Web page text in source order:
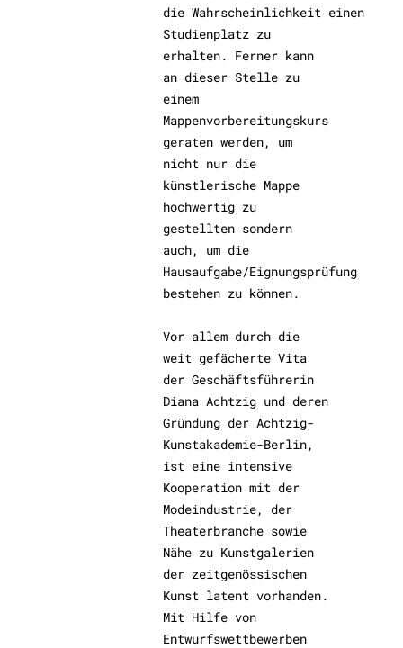
die Wahrscheinlichkeit einen
Studienplatz zu
erhalten. Ferner kann
an dieser Stelle zu
einem
Mappenvorbereitungskurs
geraten werden, um
nicht nur die
künstlerische Mappe
hochwertig zu
gestellten sondern
auch, um die
Hausaufgabe/Eignungsprüfung
bestehen zu können.
Vor allem durch die
weit gefächerte Vita
der Geschäftsführerin
Diana Achtzig und deren
Gründung der Achtzig-
Kunstakademie-Berlin,
ist eine intensive
Kooperation mit der
Modeindustrie, der
Theaterbranche sowie
Nähe zu Kunstgalerien
der zeitgenössischen
Kunst latent vorhanden.
Mit Hilfe von
Entwurfswettbewerben